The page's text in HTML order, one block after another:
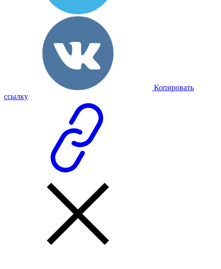
Копировать
ссылку